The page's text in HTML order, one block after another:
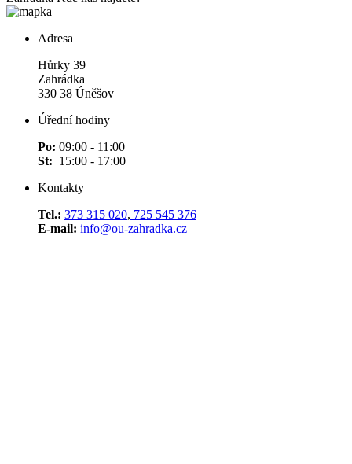
Adresa
Hůrky 39
Zahrádka
330 38 Úněšov
Úřední hodiny
Po: 09:00 - 11:00
St: 15:00 - 17:00
Kontakty
Tel.: 373 315 020, 725 545 376
E-mail: info@ou-zahradka.cz